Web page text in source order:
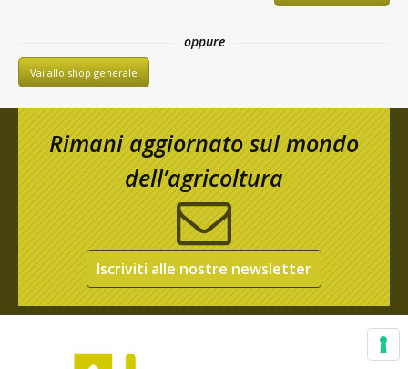
oppure
Vai allo shop generale
Rimani aggiornato sul mondo
dell’agricoltura
Iscriviti alle nostre newsletter